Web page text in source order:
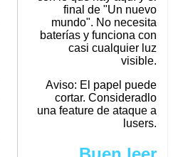
final de "Un nuevo
mundo". No necesita
baterías y funciona con
casi cualquier luz
visible.
Aviso: El papel puede
cortar. Consideradlo
una feature de ataque a
lusers.